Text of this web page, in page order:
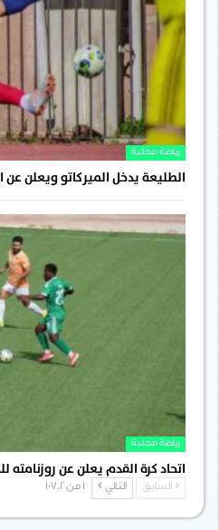
رياضة محلية
الطليعة يدخل الميركاتو ويعلن عن
رياضة محلية
اتحاد كرة القدم يعلن عن روزنامته
السابق التالي